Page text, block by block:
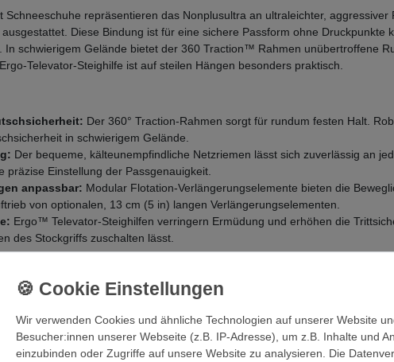
Schneeschuhe repräsentieren das Nonplusultra an ultraleichter,
Diese Bindung ist für eine sichere Passform ohne
In schwierigem Gelände bietet der 360 Traction™ Rahmen unübertroffene
Televator-Steighilfe ist auf steilen Hängen besonders praktisch.
Der 360° Traction-Rahmen sorgt für rundum festen Halt.
in schwierigem Gelände.
Der bequeme, kälteunempfindliche Netzriemen lässt sich zuverlässig an
präzise Einstellung der Passgenauigkeit.
anpassbar: Modular Flotation-Verlängerungselemente bieten die
von optionalen, 13 cm (5 in) langen Verlängerungselementen.
Ergo™ Televator-Steighilfen verringern Ermüdung und erhöhen die
des Stockgriffs zuschalten lässt.
Wir verwenden Cookies und ähnliche Technologien auf unserer Website
Besucher:innen unserer Webseite (z.B. IP-Adresse), um z.B. Inhalte und
einzubinden oder Zugriffe auf unsere Website zu analysieren. Die